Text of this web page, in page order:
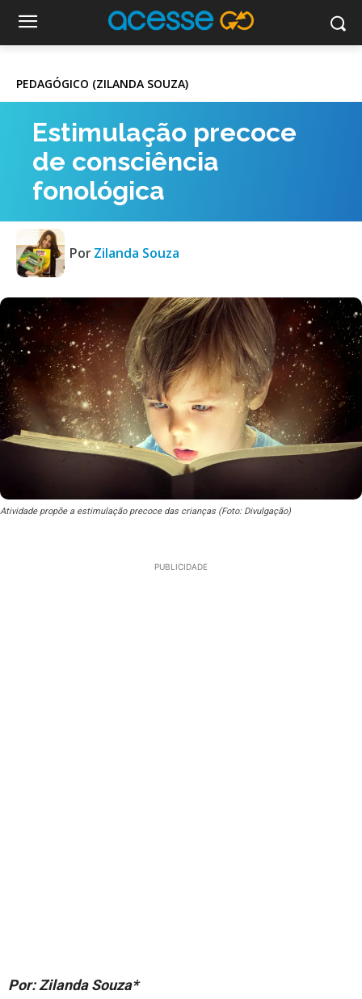
PEDAGÓGICO (ZILANDA SOUZA)
Estimulação precoce
de consciência
fonológica
PorZilanda Souza
Atividade propõe a estimulação precoce das crianças (Foto: Divulgação)
PUBLICIDADE
Por: Zilanda Souza*